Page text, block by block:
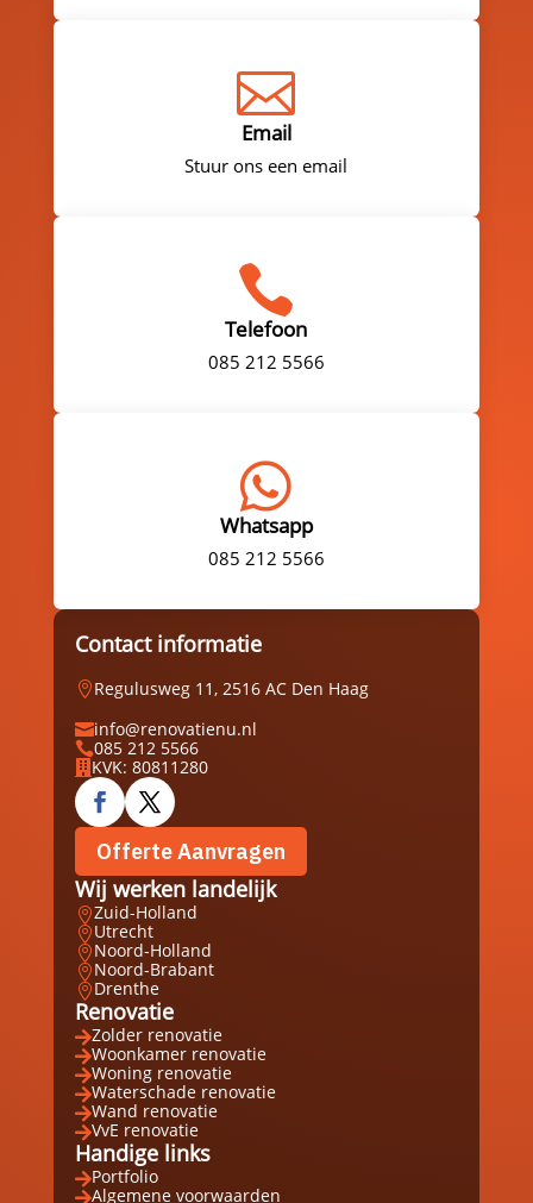

Email
Stuur ons een email

Telefoon
085 212 5566

Whatsapp
085 212 5566
Contact informatie
Regulusweg 11, 2516 AC Den Haag
info@renovatienu.nl
085 212 5566
 KVK: 80811280
Offerte Aanvragen
Wij werken landelijk
Zuid-Holland
Utrecht
Noord-Holland
Noord-Brabant
Drenthe
Renovatie
Zolder renovatie
Woonkamer renovatie
Woning renovatie
Waterschade renovatie
Wand renovatie
VvE renovatie
Handige links
Portfolio
Algemene voorwaarden